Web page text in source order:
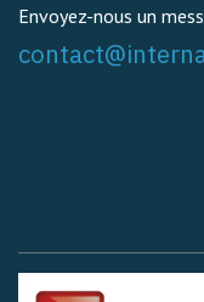
Envoyez-nous un